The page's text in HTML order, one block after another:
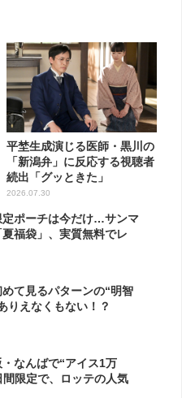
平埜生成演じる医師・黒川の
「新潟弁」に反応する視聴者
続出「グッときた」
2026.07.30
定ポーチは今だけ…サンマ
福袋」、実質無料でレ
て見るパターンの“明智
りえなくもない！？
・なんばで“アイス1万
限定で、ロッテの人気